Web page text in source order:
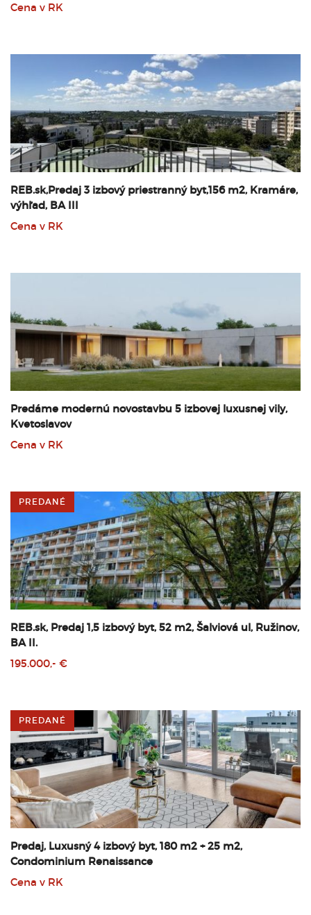
Cena v RK
REB.sk,Predaj 3 izbový priestranný byt,156 m2, Kramáre,
výhľad, BA III
Cena v RK
Predáme modernú novostavbu 5 izbovej luxusnej vily,
Kvetoslavov
Cena v RK
PREDANÉ
REB.sk, Predaj 1,5 izbový byt, 52 m2, Šalviová ul, Ružinov,
BA II.
195.000,- €
PREDANÉ
Predaj, Luxusný 4 izbový byt, 180 m2 + 25 m2,
Condominium Renaissance
Cena v RK